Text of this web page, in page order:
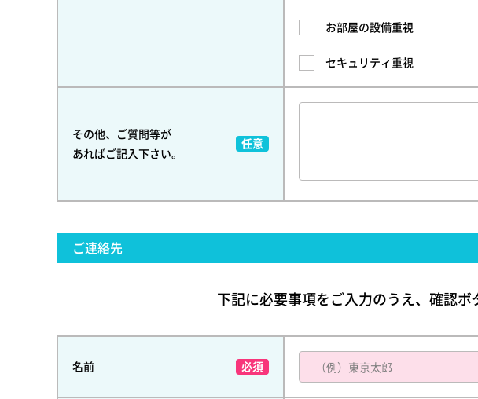
お部屋の設備重視
セキュリティ重視
その他、ご質問等が
あればご記入下さい。
ご連絡先
下記に必要事項をご入力のうえ、確認ボ
名前